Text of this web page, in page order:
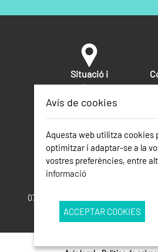
Situació i
voltants
Seguretat
07689 - Mallorca, Illes Balears ·
Avís de cookies
Aquesta web utilitza cookies
optimitzar i adaptar-se a la
vostres preferències, entre
informació
ACCEPTAR COOKIES